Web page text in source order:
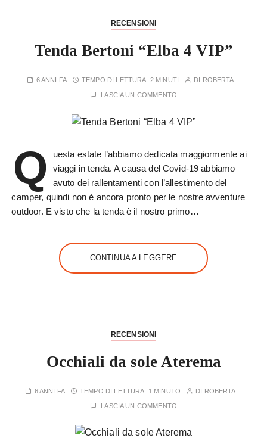
RECENSIONI
Tenda Bertoni “Elba 4 VIP”
6 ANNI FA TEMPO DI LETTURA: 2 MINUTI DI ROBERTA
LASCIA UN COMMENTO
Q
uesta estate l’abbiamo dedicata maggiormente ai
viaggi in tenda. A causa del Covid-19 abbiamo
avuto dei rallentamenti con l’allestimento del
camper, quindi non è ancora pronto per le nostre avventure
outdoor. E visto che la tenda è il nostro primo…
CONTINUA A LEGGERE
RECENSIONI
Occhiali da sole Aterema
6 ANNI FA TEMPO DI LETTURA: 1 MINUTO DI ROBERTA
LASCIA UN COMMENTO